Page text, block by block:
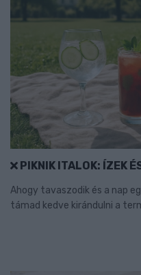
PIKNIK ITALOK: ÍZEK
Ahogy tavaszodik és a nap
támad kedve kirándulni a